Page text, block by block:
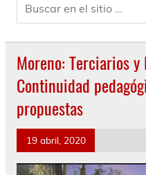
Moreno: Terciarios
Continuidad
propuestas
19 abril, 2020